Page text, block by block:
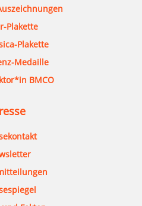
Plakette
Plakette
Medaille
BMCO